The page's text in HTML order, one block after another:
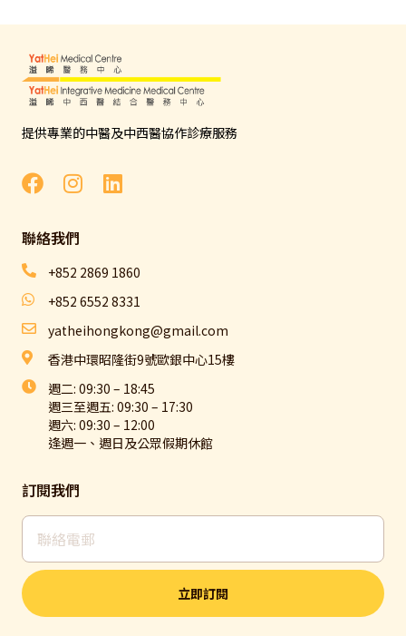
提供專業的中醫及中西醫協作診療服務
聯絡我們​
+852 2869 1860
+852 6552 8331
yatheihongkong@gmail.com
香港中環昭隆街9號歐銀中心15樓
週二: 09:30 – 18:45
週三至週五: 09:30 – 17:30
週六: 09:30 – 12:00
逢週一、週日及公眾假期休館
訂閱我們
立即訂閱